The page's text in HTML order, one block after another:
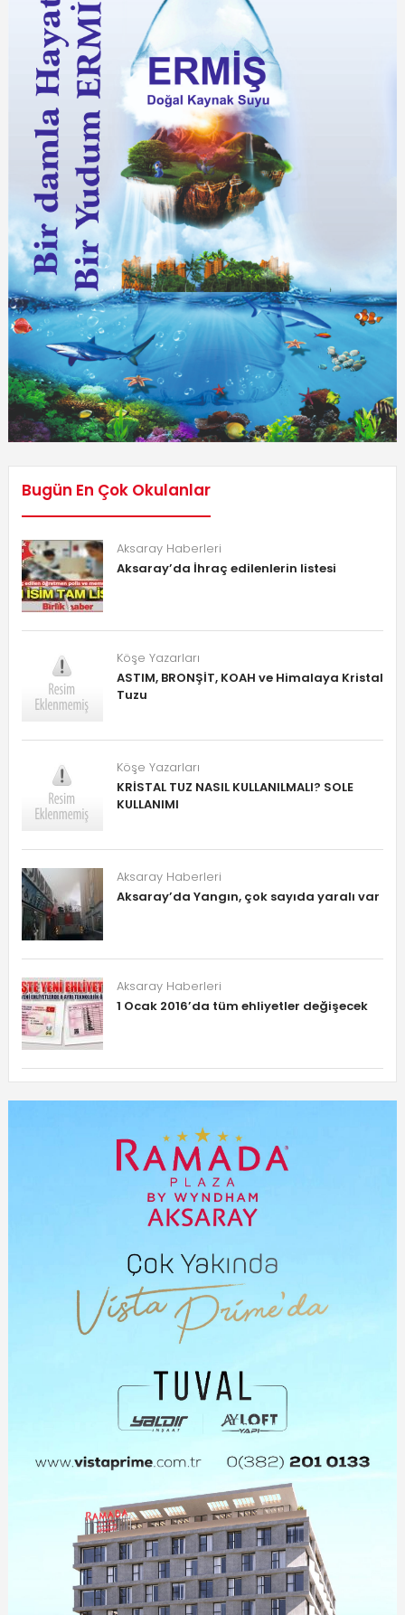
Bugün En Çok Okulanlar
Aksaray Haberleri
Aksaray’da İhraç edilenlerin listesi
Köşe Yazarları
ASTIM, BRONŞİT, KOAH ve Himalaya Kristal
Tuzu
Köşe Yazarları
KRİSTAL TUZ NASIL KULLANILMALI? SOLE
KULLANIMI
Aksaray Haberleri
Aksaray’da Yangın, çok sayıda yaralı var
Aksaray Haberleri
1 Ocak 2016’da tüm ehliyetler değişecek